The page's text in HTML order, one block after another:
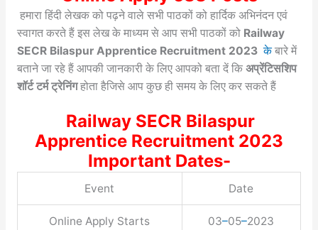
हमारा हिंदी लेखक को पढ़ने वाले सभी पाठकों को हार्दिक अभिनंदन एवं
स्वागत करते हैं इस लेख के माध्यम से आप सभी पाठकों को Railway
SECR Bilaspur Apprentice Recruitment 2023 केबारे में
बताने जा रहे हैं आपकी जानकारी के लिए आपको बता दें कि अप्रेंटिसशिप
शॉर्ट टर्म ट्रेनिंगहोता हैजिसे आप कुछ ही समय के लिए कर सकते हैं
Railway SECR Bilaspur
Apprentice Recruitment 2023
Important Dates-
Event Date
Online Apply Starts 03–05–2023